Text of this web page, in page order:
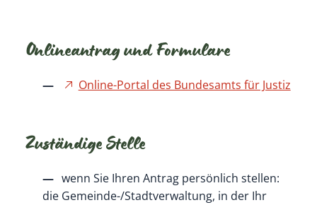
Onlineantrag und Formulare
Online-Portal des Bundesamts für Justiz
Zuständige Stelle
wenn Sie Ihren Antrag persönlich stellen:
die Gemeinde-/Stadtverwaltung, in der Ihr